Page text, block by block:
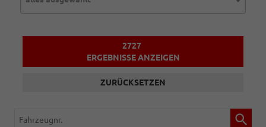
2727
ERGEBNISSE ANZEIGEN
ZURÜCKSETZEN
Fahrzeugnr.